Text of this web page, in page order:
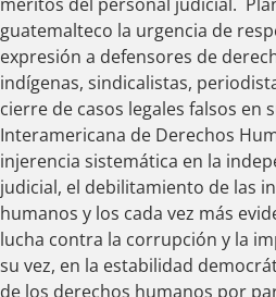
guatemalteco la urgencia de
expresión a defensores de
indígenas, sindicalistas,
cierre de casos legales falsos
Interamericana de Derechos
injerencia sistemática en la
judicial, el debilitamiento de las
humanos y los cada vez más
lucha contra la corrupción y la
su vez, en la estabilidad
de los derechos humanos por